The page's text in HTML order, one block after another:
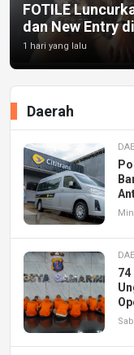
FOTILE
dan New Entry
1 hari yang lalu
Daerah